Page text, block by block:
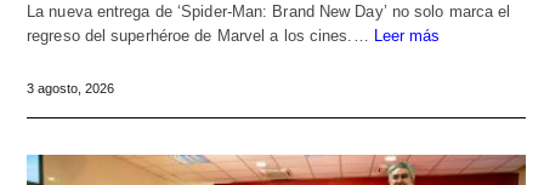
La nueva entrega de ‘Spider-Man: Brand New Day’ no solo marca el
regreso del superhéroe de Marvel a los cines.… Leer más
3 agosto, 2026